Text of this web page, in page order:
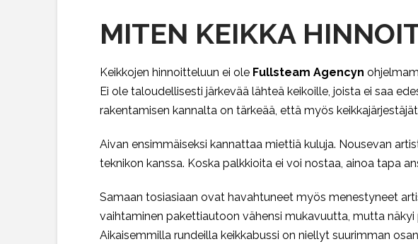
MITEN KEIKKA
Keikkojen hinnoitteluun ei ole Fullsteam Agencyn
Ei ole taloudellisesti järkevää lähteä keikoille, joista ei saa
rakentamisen kannalta on tärkeää, että myös
Aivan ensimmäiseksi kannattaa miettiä kuluja. Nousevan
teknikon kanssa. Koska palkkioita ei voi nostaa, ainoa tapa
Samaan tosiasiaan ovat havahtuneet myös menestyneet
vaihtaminen pakettiautoon vähensi mukavuutta, mutta näkyi
Aikaisemmilla rundeilla keikkabussi on niellyt suurimman osan